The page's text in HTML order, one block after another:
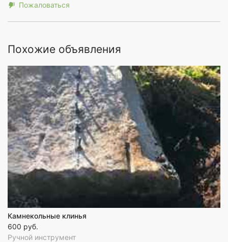
Пожаловаться
Похожие объявления
Камнекольные клинья
600 руб.
Ручной инструмент